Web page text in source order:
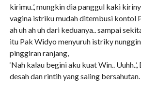
kirimu..’, mungkin dia panggul kaki
vagina istriku mudah ditembusi kontol
ah uh ah uh dari keduanya.. sampai
itu Pak Widyo menyuruh istriky
pinggiran ranjang,
‘Nah kalau begini aku kuat Win..
desah dan rintih yang saling bersahutan.